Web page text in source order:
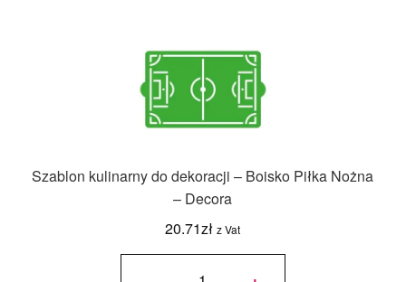
Szablon kulinarny do dekoracji – Boisko Piłka Nożna
– Decora
20.71zł z Vat
ilość